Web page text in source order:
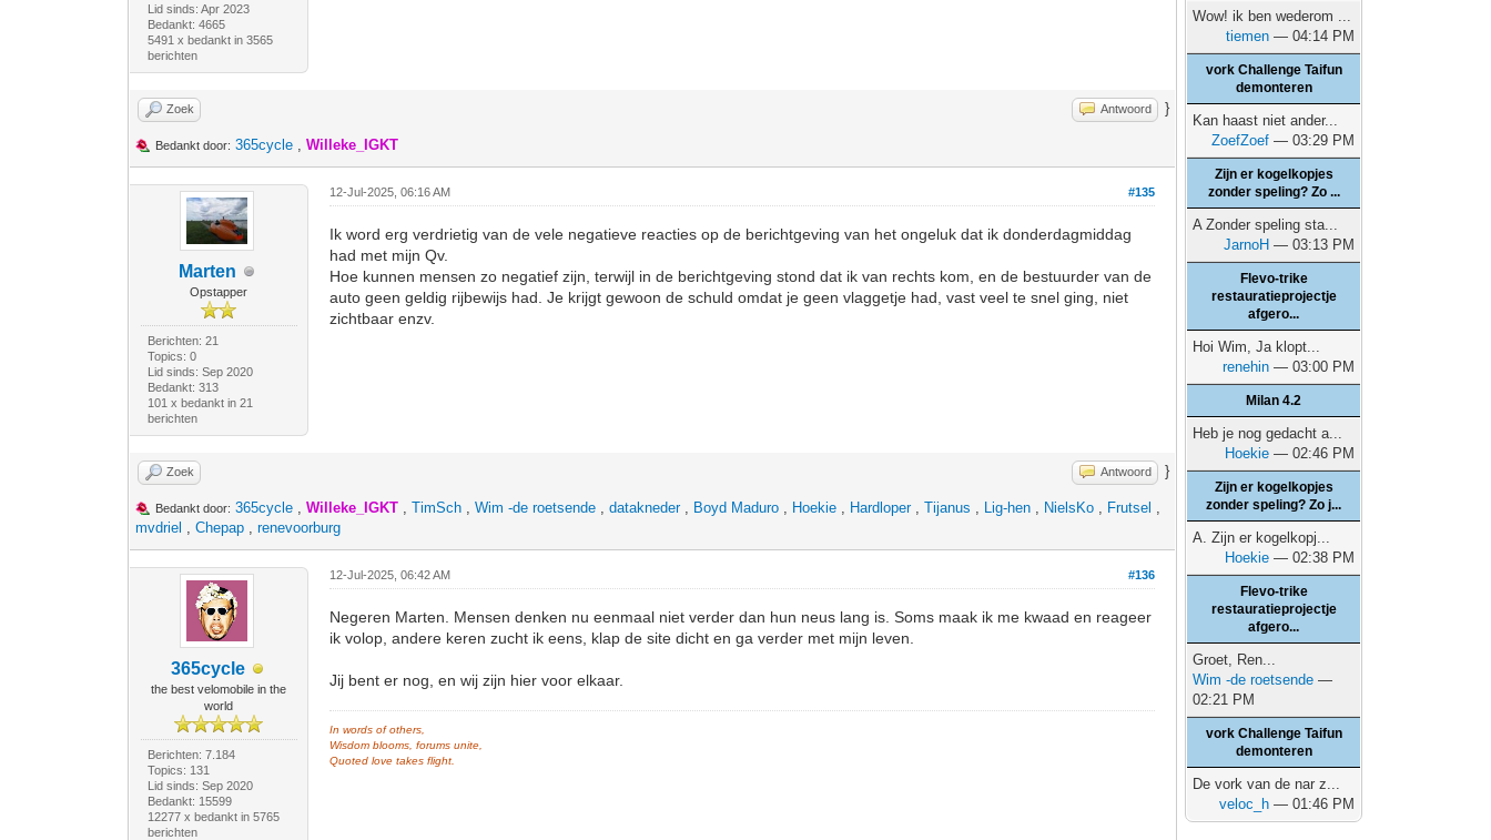
Lid sinds: Apr 2023
Bedankt: 4665
5491 x bedankt in 3565
berichten
Zoek Antwoord }
Bedankt door: 365cycle ,Willeke_IGKT
Marten
Opstapper
Berichten: 21
Topics: 0
Lid sinds: Sep 2020
Bedankt: 313
101 x bedankt in 21
berichten
#135
12-Jul-2025, 06:16 AM
Ik word erg verdrietig van de vele negatieve reacties op de berichtgeving van het ongeluk dat ik donderdagmiddag
had met mijn Qv.
Hoe kunnen mensen zo negatief zijn, terwijl in de berichtgeving stond dat ik van rechts kom, en de bestuurder van de
auto geen geldig rijbewijs had. Je krijgt gewoon de schuld omdat je geen vlaggetje had, vast veel te snel ging, niet
zichtbaar enzv.
Zoek Antwoord }
Bedankt door: 365cycle ,Willeke_IGKT ,TimSch ,Wim -de roetsende ,datakneder, Boyd Maduro , Hoekie , Hardloper,Tijanus , Lig-hen , NielsKo , Frutsel ,
mvdriel ,Chepap ,renevoorburg
365cycle
the best velomobile in the
world
Berichten: 7.184
Topics: 131
Lid sinds: Sep 2020
Bedankt: 15599
12277 x bedankt in 5765
berichten
#136
12-Jul-2025, 06:42 AM
Negeren Marten. Mensen denken nu eenmaal niet verder dan hun neus lang is. Soms maak ik me kwaad en reageer
ik volop, andere keren zucht ik eens, klap de site dicht en ga verder met mijn leven.
Jij bent er nog, en wij zijn hier voor elkaar.
In words of others,
Wisdom blooms, forums unite,
Quoted love takes flight.
Wow! ik ben wederom ...
tiemen — 04:14 PM
vork Challenge Taifun
demonteren
Kan haast niet ander...
ZoefZoef — 03:29 PM
Zijn er kogelkopjes
zonder speling? Zo ...
A Zonder speling sta...
JarnoH — 03:13 PM
Flevo-trike
restauratieprojectje
afgero...
Hoi Wim, Ja klopt...
renehin — 03:00 PM
Milan 4.2
Heb je nog gedacht a...
Hoekie — 02:46 PM
Zijn er kogelkopjes
zonder speling? Zo j...
A. Zijn er kogelkopj...
Hoekie — 02:38 PM
Flevo-trike
restauratieprojectje
afgero...
Groet, Ren...
Wim -de roetsende —
02:21 PM
vork Challenge Taifun
demonteren
De vork van de nar z...
veloc_h — 01:46 PM